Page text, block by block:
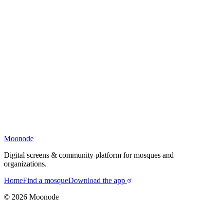
Moonode
Digital screens & community platform for mosques and
organizations.
HomeFind a mosqueDownload the app
© 2026 Moonode